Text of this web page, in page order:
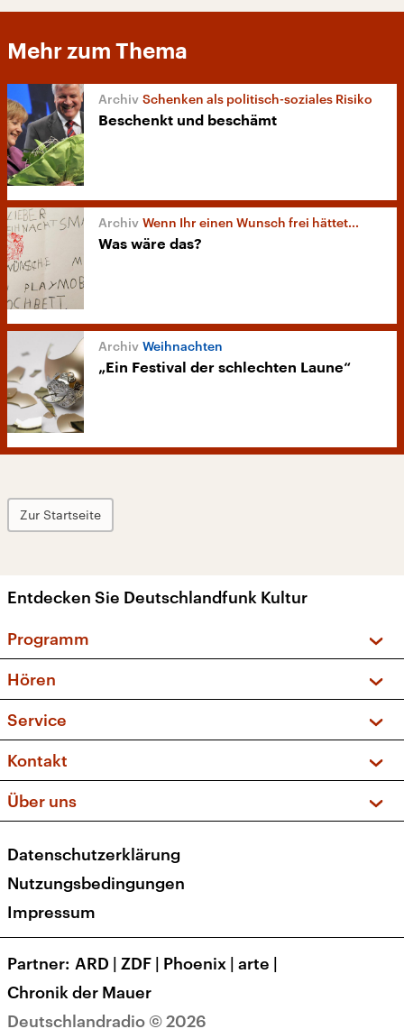
Mehr zum Thema
Schenken als politisch-soziales Risiko
Beschenkt und beschämt
Wenn Ihr einen Wunsch frei hättet...
Was wäre das?
Weihnachten
„Ein Festival der schlechten Laune“
Zur Startseite
Entdecken Sie Deutschlandfunk Kultur
Programm
Sendungen und Podcasts
Musikliste
Kakadu – Das Kinderprogramm
Hören
Frequenzen (UKW + DAB+)
Service
FAQ
Apps
Newsletter
Veranstaltungen
Kontakt
Social Media
Über uns
Presse
Karriere
Transparenz
Deutschlandradio © 2026
Datenschutzerklärung
Nutzungsbedingungen
Impressum
Partner ARD | ZDF | Phoenix | arte |
Chronik der Mauer